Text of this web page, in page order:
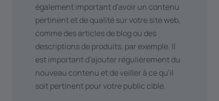
également important d'avoir un contenu
pertinent et de qualité sur votre site web,
comme des articles de blog ou des
descriptions de produits, par exemple. Il
est important d'ajouter régulièrement du
nouveau contenu et de veiller à ce qu'il
soit pertinent pour votre public cible.